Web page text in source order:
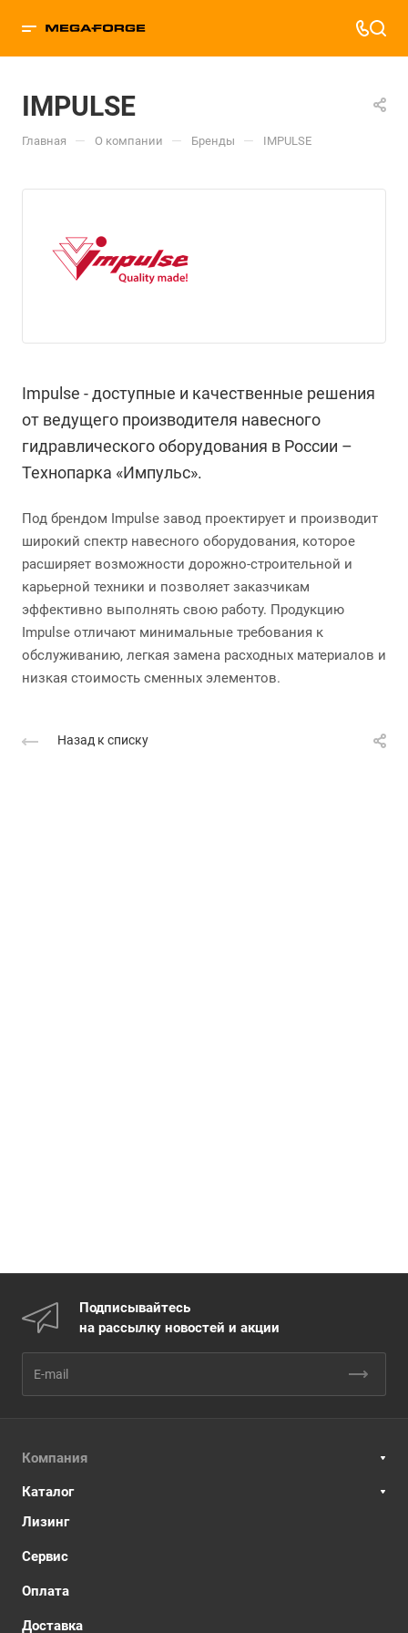
IMPULSE
Главная — О компании — Бренды — IMPULSE
Impulse - доступные и качественные решения
от ведущего производителя навесного
гидравлического оборудования в России –
Технопарка «Импульс».
Под брендом Impulse завод проектирует и производит
широкий спектр навесного оборудования, которое
расширяет возможности дорожно-строительной и
карьерной техники и позволяет заказчикам
эффективно выполнять свою работу. Продукцию
Impulse отличают минимальные требования к
обслуживанию, легкая замена расходных материалов и
низкая стоимость сменных элементов.
Назад к списку
Подписывайтесь
на рассылку новостей и акции
Компания
Каталог
Лизинг
Сервис
Оплата
Доставка